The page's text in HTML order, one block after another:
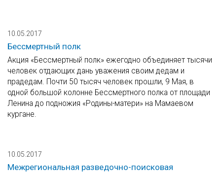
10.05.2017
Бессмертный полк
Акция «Бессмертный полк» ежегодно объединяет тысячи
человек отдающих дань уважения своим дедам и
прадедам. Почти 50 тысяч человек прошли, 9 Мая, в
одной большой колонне Бессмертного полка от площади
Ленина до подножия «Родины-матери» на Мамаевом
кургане.
10.05.2017
Межрегиональная разведочно-поисковая